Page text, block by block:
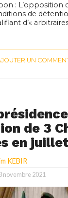
: L’opposition
de
d’«
UN
de 3
en
KEBIR
novembre 2021